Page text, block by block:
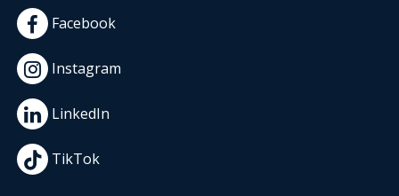
Facebook
Instagram
LinkedIn
TikTok